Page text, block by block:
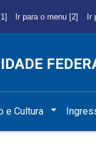
Ir para o menu [2] Ir
e Cultura